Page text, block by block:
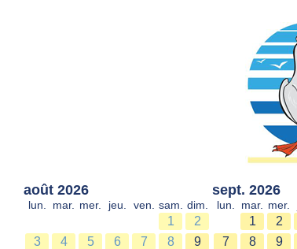
août 2026
lun. mar. mer. jeu. ven. sam. dim.
1
2
3
4 5 6 7 8
9
sept. 2026
lun. mar. mer.
1 2
7
8 9